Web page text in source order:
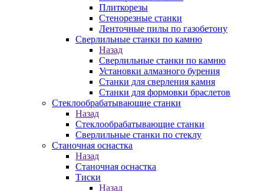
Плиткорезы
Стенорезные станки
Ленточные пилы по газобетону
Сверлильные станки по камню
Назад
Сверлильные станки по камню
Установки алмазного бурения
Станки для сверления камня
Станки для формовки браслетов
Стеклообрабатывающие станки
Назад
Стеклообрабатывающие станки
Сверлильные станки по стеклу
Станочная оснастка
Назад
Станочная оснастка
Тиски
Назад